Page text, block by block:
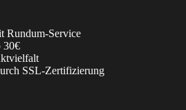
Rundum-Service
30€
SSL-Zertifizierung